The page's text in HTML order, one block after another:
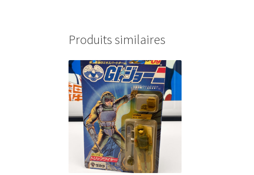
Produits similaires